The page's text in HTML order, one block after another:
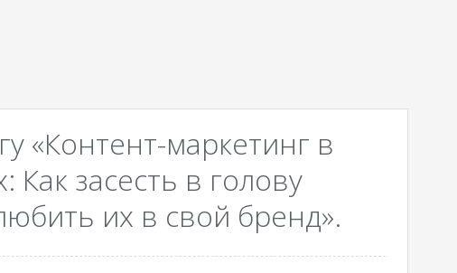
«Контент-маркетинг в
Как засесть в голову
их в свой бренд».